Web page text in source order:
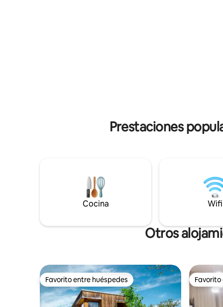
Prestaciones
Cocina Wifi
Otros
Favorito entre huéspedes
Favorito entre huéspedes